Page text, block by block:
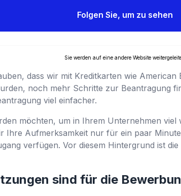
Folgen Sie, um zu sehen
Sie werden auf eine andere Website
dass wir mit Kreditkarten wie American
noch mehr Schritte zur Beantragung
viel einfacher.
möchten, um in Ihrem Unternehmen viel
Ihre Aufmerksamkeit nur für ein paar
verfügen. Vor diesem Hintergrund ist
sind für die